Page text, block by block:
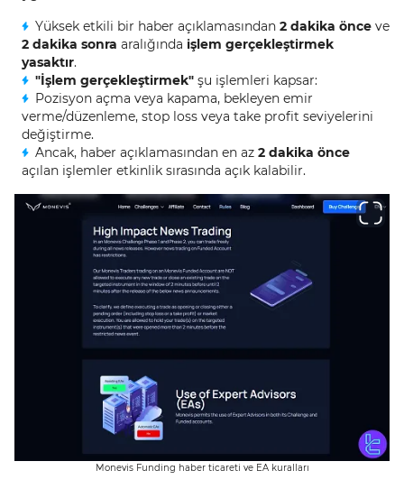
Yüksek etkili bir haber açıklamasından 2 dakika önce ve
2 dakika sonra aralığında işlem gerçekleştirmek
yasaktır.
"İşlem gerçekleştirmek" şu işlemleri kapsar:
Pozisyon açma veya kapama, bekleyen emir
verme/düzenleme, stop loss veya take profit seviyelerini
değiştirme.
Ancak, haber açıklamasından en az 2 dakika önce
açılan işlemler etkinlik sırasında açık kalabilir.
Monevis Funding haber ticareti ve EA kuralları